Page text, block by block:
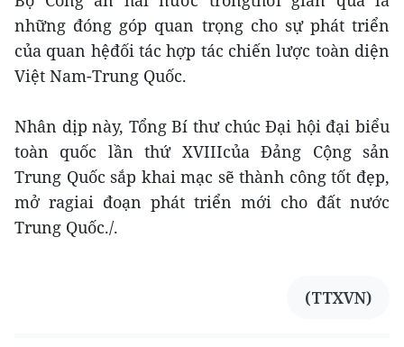
những đóng góp quan trọng cho sự phát triển
của quan hệđối tác hợp tác chiến lược toàn diện
Việt Nam-Trung Quốc.
Nhân dịp này, Tổng Bí thư chúc Đại hội đại biểu
toàn quốc lần thứ XVIIIcủa Đảng Cộng sản
Trung Quốc sắp khai mạc sẽ thành công tốt đẹp,
mở ragiai đoạn phát triển mới cho đất nước
Trung Quốc./.
(TTXVN)